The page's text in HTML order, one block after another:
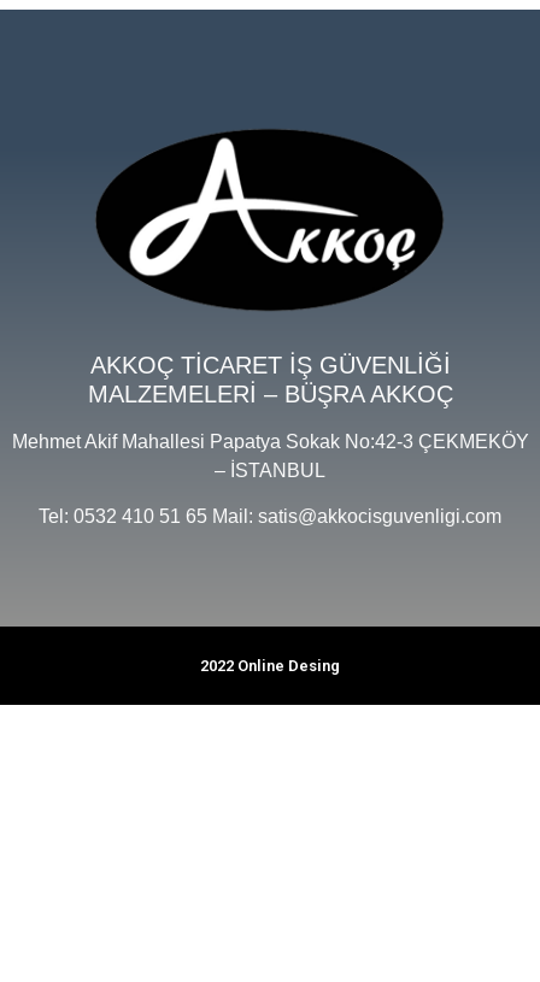
AKKOÇ TİCARET İŞ GÜVENLİĞİ
MALZEMELERİ – BÜŞRA AKKOÇ
Mehmet Akif Mahallesi Papatya Sokak No:42-3 ÇEKMEKÖY
– İSTANBUL
Tel: 0532 410 51 65 Mail: satis@akkocisguvenligi.com
2022 Online Desing